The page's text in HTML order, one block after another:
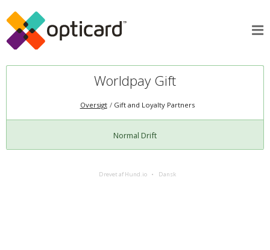
Worldpay Gift
Oversigt Gift and Loyalty Partners
Normal Drift
Drevet af Hund.io Dansk